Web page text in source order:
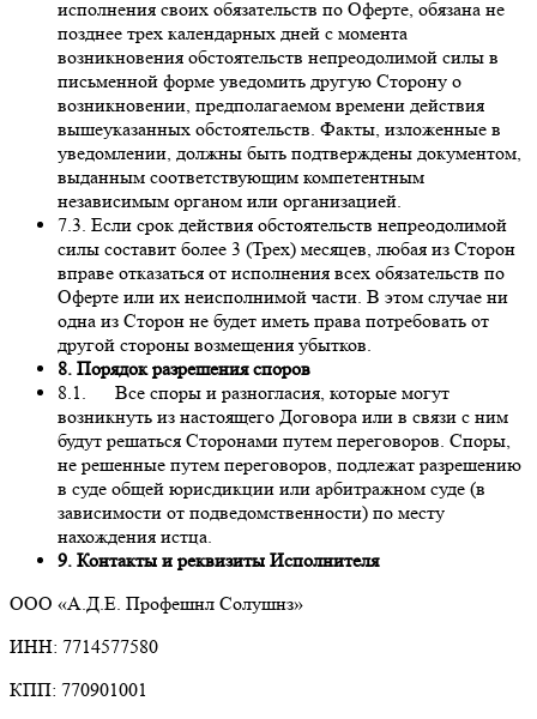
исполнения своих обязательств по Оферте, обязана не
позднее трех календарных дней с момента
возникновения обстоятельств непреодолимой силы в
письменной форме уведомить другую Сторону о
возникновении, предполагаемом времени действия
вышеуказанных обстоятельств. Факты, изложенные в
уведомлении, должны быть подтверждены документом,
выданным соответствующим компетентным
независимым органом или организацией.
7.3. Если срок действия обстоятельств непреодолимой
силы составит более 3 (Трех) месяцев, любая из Сторон
вправе отказаться от исполнения всех обязательств по
Оферте или их неисполнимой части. В этом случае ни
одна из Сторон не будет иметь права потребовать от
другой стороны возмещения убытков.
8. Порядок разрешения споров
8.1. Все споры и разногласия, которые могут
возникнуть из настоящего Договора или в связи с ним
будут решаться Сторонами путем переговоров. Споры,
не решенные путем переговоров, подлежат разрешению
в суде общей юрисдикции или арбитражном суде (в
зависимости от подведомственности) по месту
нахождения истца.
9. Контакты и реквизиты Исполнителя
ООО «А.Д.Е. Профешнл Солушнз»
ИНН: 7714577580
КПП: 770901001